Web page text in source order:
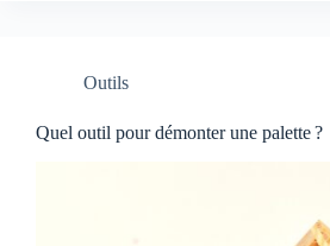
Outils
Quel outil pour démonter une palette ?